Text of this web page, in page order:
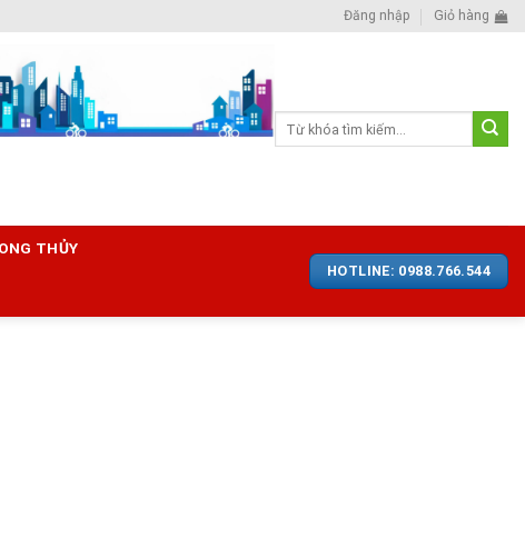
Đăng nhập Giỏ hàng
kiếm:
THỦY
HOTLINE: 0988.766.544